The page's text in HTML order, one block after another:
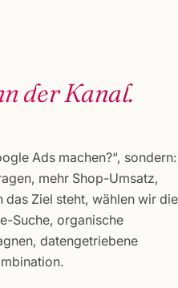
der Kanal.
Ads machen?“, sondern:
mehr Shop-Umsatz,
das Ziel steht, wählen wir die
Suche, organische
datengetriebene